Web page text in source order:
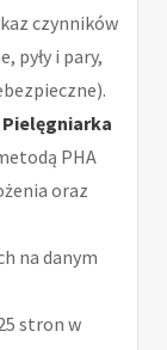
czynników
pyły i pary,
Pielęgniarka
PHA
oraz
na danym
stron w